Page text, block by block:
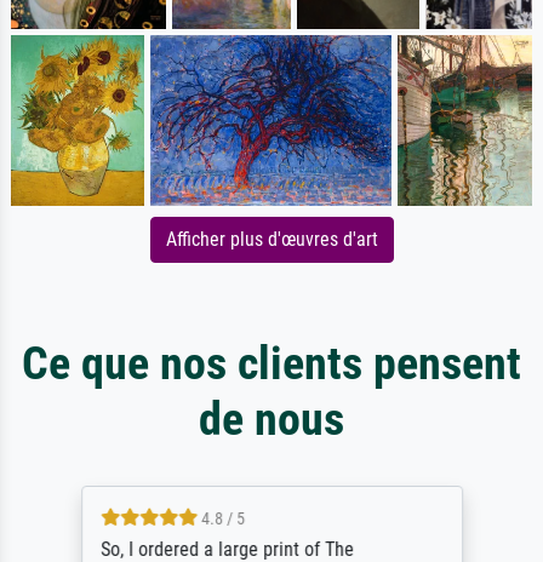
Afficher plus d'œuvres d'art
Ce que nos clients pensent
de nous
4.8 / 5
So, I ordered a large print of The